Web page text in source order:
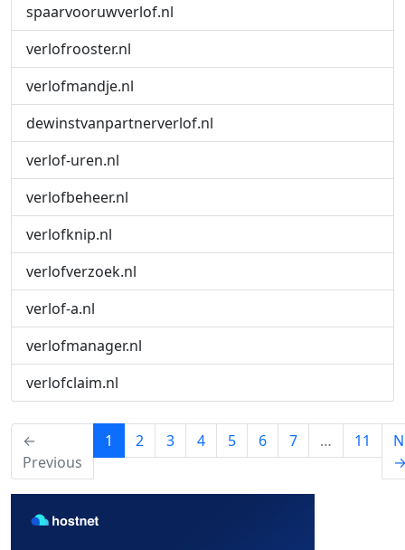
spaarvooruwverlof.nl
verlofrooster.nl
verlofmandje.nl
dewinstvanpartnerverlof.nl
verlof-uren.nl
verlofbeheer.nl
verlofknip.nl
verlofverzoek.nl
verlof-a.nl
verlofmanager.nl
verlofclaim.nl
←
Previous
1 (current)
2 3 4 5 6 7 … 11